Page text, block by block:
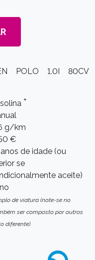
POLO 1.0I 80CV
*
g/km
€
de idade (ou
se
aceite)
de viatura (note-se no
ser composto por outros
diferente).